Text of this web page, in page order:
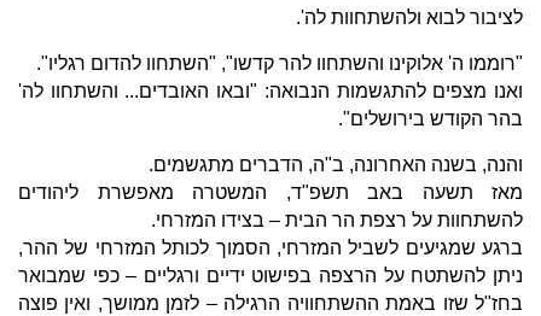
לציבור לבוא ולהשתחוות לה'.
"רוממו ה' אלוקינו והשתחוו להר קדשו", "השתחוו להדום רגליו".
ואנו מצפים להתגשמות הנבואה: "ובאו האובדים... והשתחוו לה'
בהר הקודש בירושלים".
והנה, בשנה האחרונה, ב"ה, הדברים מתגשמים.
מאז תשעה באב תשפ"ד, המשטרה מאפשרת ליהודים
להשתחוות על רצפת הר הבית – בצידו המזרחי.
ברגע שמגיעים לשביל המזרחי, הסמוך לכותל המזרחי של ההר,
ניתן להשתטח על הרצפה בפישוט ידיים ורגליים – כפי שמבואר
בחז"ל שזו באמת ההשתחוויה הרגילה – לזמן ממושך, ואין פוצה